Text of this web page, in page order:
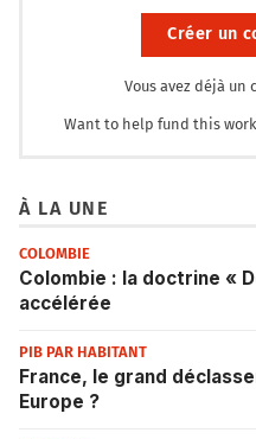
Créer un
Vous avez déjà un
Want to help fund this
À LA UNE
COLOMBIE
Colombie : la doctrine «
accélérée
PIB PAR HABITANT
France, le grand
Europe ?